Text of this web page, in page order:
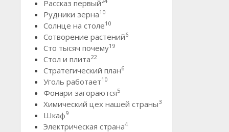
Рассказ первый
Рудники зерна10
Солнце на столе10
Сотворение растений6
Сто тысяч почему19
Стол и плита22
Стратегический план6
Уголь работает10
Фонари загораются5
Химический цех нашей страны3
Шкаф9
Электрическая страна4